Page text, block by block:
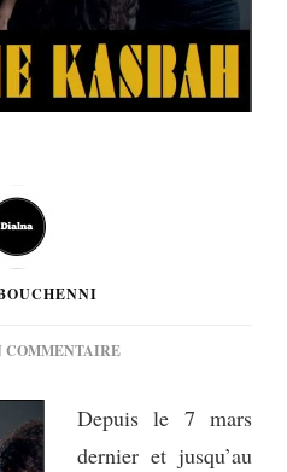
COMMENTAIRESUR
THE
KASBAH
Depuis le 7 mars
dernier et jusqu’au